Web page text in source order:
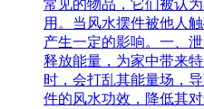
常见的物品，它们被认
用。当风水摆件被他人
产生一定的影响。一、
释放能量，为家中带来
时，会打乱其能量场，
件的风水功效，降低其